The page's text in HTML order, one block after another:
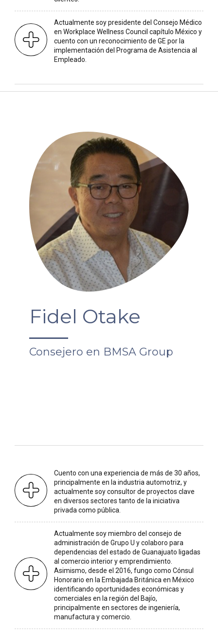
Actualmente soy presidente del Consejo Médico
en Workplace Wellness Council capítulo México y
cuento con un reconocimiento de GE por la
implementación del Programa de Asistencia al
Empleado.
Fidel Otake
Consejero en BMSA Group
Cuento con una experiencia de más de 30 años,
principalmente en la industria automotriz, y
actualmente soy consultor de proyectos clave
en diversos sectores tanto de la iniciativa
privada como pública.
Actualmente soy miembro del consejo de
administración de Grupo U y colaboro para
dependencias del estado de Guanajuato ligadas
al comercio interior y emprendimiento.
Asimismo, desde el 2016, fungo como Cónsul
Honorario en la Embajada Británica en México
identificando oportunidades económicas y
comerciales en la región del Bajío,
principalmente en sectores de ingeniería,
manufactura y comercio.